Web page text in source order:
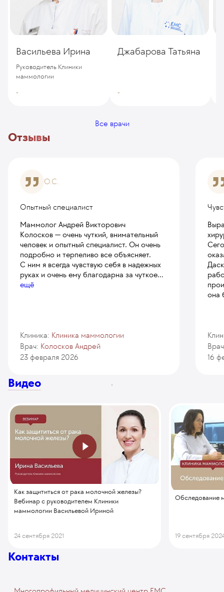
Васильева Ирина
Руководитель Клиники
маммологии
-
Джабарова Татьяна
-
Все врачи
Отзывы
О.С.
Опытный специалист
Маммолог Андрей Викторович
Колосков — очень чуткий, внимательный
человек и опытный специалист. Он очень
подробно и терпеливо все объясняет.
С ним я всегда чувствую себя в надежных
руках и очень ему благодарна за чуткое...
ещё
Клиника: Клиника маммологии
Врач: Колосков Андрей
23 февраля 2026
она
16
Видео
Как защититься от рака молочной железы?
Вебинар с руководителем Клиники
маммологии Васильевой Ириной
24 сентября 2021
Обследование
19 сентября
Контакты